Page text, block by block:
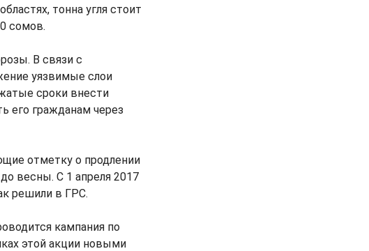
тонна угля стоит
сомов.
В связи с
уязвимые слои
сроки внести
его гражданам через
отметку о продлении
весны. С 1 апреля 2017
решили в ГРС.
кампания по
этой акции новыми